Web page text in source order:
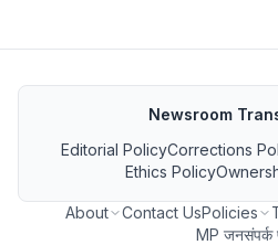
Newsroom
Editorial PolicyCorrections
Ethics Policy
About Contact UsPolicies
MP जनसंपर्क